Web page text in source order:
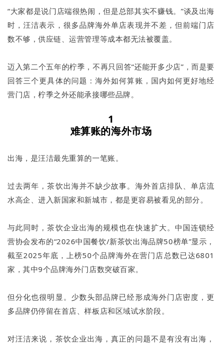
“大家都是说门店端很热闹，但是总部其实不赚钱。”谈及出海
时，汪洁表示，很多品牌海外单店表现并不差，但前端门店
数不够，供应链、运营管理等成本都无法被覆盖。
迈入第二个五年的柠季，不再只回答“还能开多少店”，而是要
回答三个更具体的问题：海外如何算账，国内如何更好地经
营门店，柠季之外还能承接哪些品牌。
1
难算账的海外市场
出海，是汪洁最先重算的一笔账。
过去两年，茶饮出海并不缺少故事。海外首店排队、单店流
水高企、进入新国家和新城市，都是更容易被看见的部分。
与此同时，茶饮企业出海的规模也在快速扩大。中国连锁经
营协会发布的“2026中国餐饮/新茶饮出海品牌50榜单”显示，
截至2025年底，上榜50个品牌海外在营门店总数已达6801
家，其中9个品牌海外门店数突破百家。
但分化也很明显。少数头部品牌已经形成海外门店密度，更
多品牌仍停留在首店、样板店和区域试水阶段。
对汪洁来说，茶饮企业出海，真正的问题不是有没有出海，